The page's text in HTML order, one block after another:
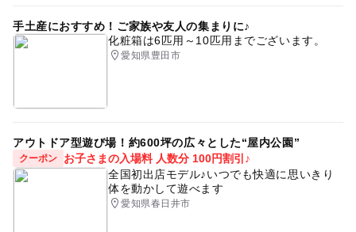
手土産におすすめ！ご家族や友人の集まりに♪
化粧箱は6匹用～10匹用までございます。
愛知県豊田市
アウトドア型遊び場！約600坪の広々とした“屋内公園”
クーポン
お子さまの入場料 人数分 100円割引♪
全国初出店モデル♪いつでも快適に思いきり
体を動かして遊べます
愛知県春日井市